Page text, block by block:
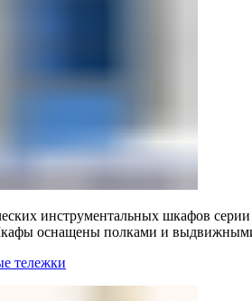
инструментальных шкафов
оснащены полками и
тележки